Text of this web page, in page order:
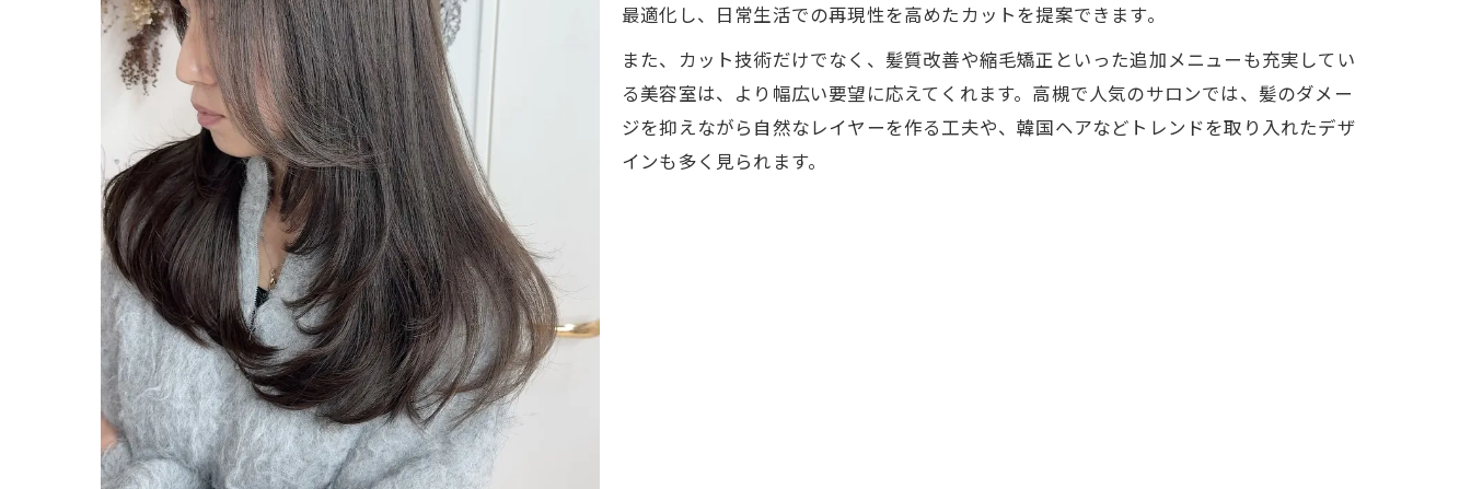
美容室で人気のレイヤーカット最新トレンド
高槻で注目の美容室が提案するレイヤーカット
美容室で叶えるレイヤーカットの美しい動き
美容室で話題のレイヤーカットの似合わせ術
美容室選びで変わるレイヤーカットの魅力
最適化し、日常生活での再現性を高めたカットを提案できます。
また、カット技術だけでなく、髪質改善や縮毛矯正といった追加メニューも充実してい
る美容室は、より幅広い要望に応えてくれます。高槻で人気のサロンでは、髪のダメー
ジを抑えながら自然なレイヤーを作る工夫や、韓国ヘアなどトレンドを取り入れたデザ
インも多く見られます。